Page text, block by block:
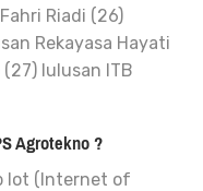
Riadi (26)
Rekayasa Hayati
lulusan ITB
Agrotekno ?
Iot (Internet of